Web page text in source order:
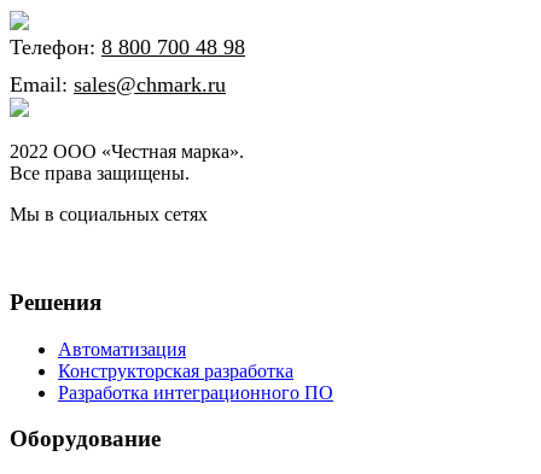
Телефон: 8 800 700 48 98
Email: sales@chmark.ru
2022 ООО «Честная марка».
Все права защищены.
Мы в социальных сетях
Решения
Автоматизация
Конструкторская разработка
Разработка интеграционного ПО
Оборудование